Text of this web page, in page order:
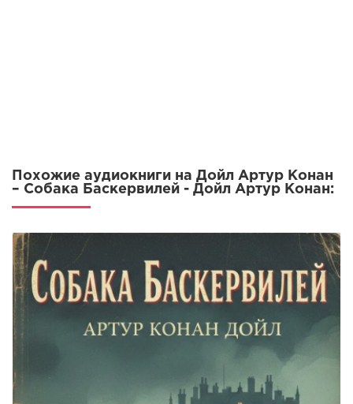
Похожие аудиокниги на Дойл Артур Конан
– Собака Баскервилей - Дойл Артур Конан: